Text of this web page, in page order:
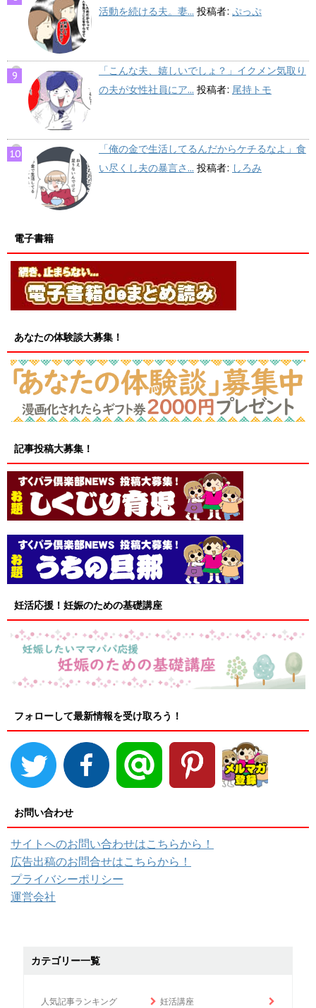
活動を続ける夫。妻... 投稿者: ぷっぷ
「こんな夫、嬉しいでしょ？」イクメン気取り
の夫が女性社員にア... 投稿者: 尾持トモ
「俺の金で生活してるんだからケチるなよ」食
い尽くし夫の暴言さ... 投稿者: しろみ
電子書籍
あなたの体験談大募集！
記事投稿大募集！
妊活応援！妊娠のための基礎講座
フォローして最新情報を受け取ろう！
お問い合わせ
サイトへのお問い合わせはこちらから！
広告出稿のお問合せはこちらから！
プライバシーポリシー
運営会社
カテゴリー一覧
人気記事ランキング 妊活講座